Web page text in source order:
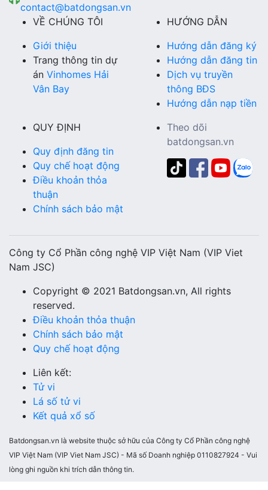
contact@batdongsan.vn
VỀ CHÚNG TÔI
Giới thiệu
Trang thông tin dự
án Vinhomes Hải
Vân Bay
HƯỚNG DẪN
Hướng dẫn đăng ký
Hướng dẫn đăng tin
Dịch vụ truyền
thông BĐS
Hướng dẫn nạp tiền
QUY ĐỊNH
Quy định đăng tin
Quy chế hoạt động
Điều khoản thỏa
thuận
Chính sách bảo mật
Theo dõi
batdongsan.vn
Công ty Cổ Phần công nghệ VIP Việt Nam (VIP Viet
Nam JSC)
Copyright © 2021 Batdongsan.vn, All rights
reserved.
Điều khoản thỏa thuận
Chính sách bảo mật
Quy chế hoạt động
Liên kết:
Tử vi
Lá số tử vi
Kết quả xổ số
Batdongsan.vn là website thuộc sở hữu của Công ty Cổ Phần công nghệ
VIP Việt Nam (VIP Viet Nam JSC) - Mã số Doanh nghiệp 0110827924 - Vui
lòng ghi nguồn khi trích dẫn thông tin.